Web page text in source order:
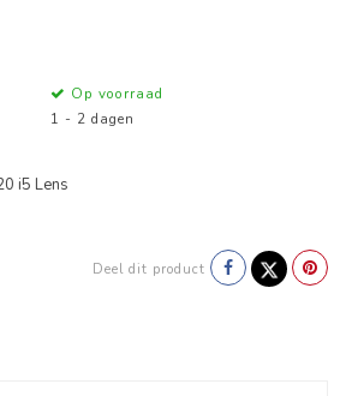
Op voorraad
1 - 2 dagen
i5 Lens
Deel dit product